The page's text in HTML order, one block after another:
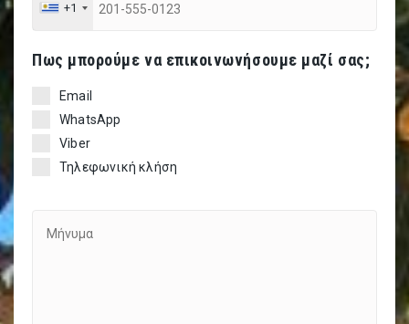
+1
Πως μπορούμε να επικοινωνήσουμε μαζί σας;
Email
WhatsApp
Viber
Τηλεφωνική κλήση